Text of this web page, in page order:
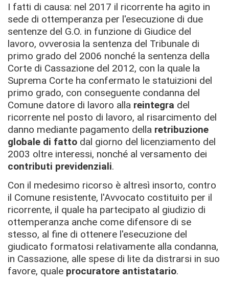
I fatti di causa: nel 2017 il ricorrente ha agito in
sede di ottemperanza per l'esecuzione di due
sentenze del G.O. in funzione di Giudice del
lavoro, ovverosia la sentenza del Tribunale di
primo grado del 2006 nonché la sentenza della
Corte di Cassazione del 2012, con la quale la
Suprema Corte ha confermato le statuizioni del
primo grado, con conseguente condanna del
Comune datore di lavoro alla reintegra del
ricorrente nel posto di lavoro, al risarcimento del
danno mediante pagamento della retribuzione
globale di fatto dal giorno del licenziamento del
2003 oltre interessi, nonché al versamento dei
contributi previdenziali.
Con il medesimo ricorso è altresì insorto, contro
il Comune resistente, l'Avvocato costituito per il
ricorrente, il quale ha partecipato al giudizio di
ottemperanza anche come difensore di se
stesso, al fine di ottenere l'esecuzione del
giudicato formatosi relativamente alla condanna,
in Cassazione, alle spese di lite da distrarsi in suo
favore, quale procuratore antistatario.